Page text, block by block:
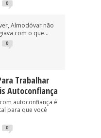
0
Almodóvar não
com o que...
0
Trabalhar
Autoconfiança
autoconfiança é
para que você
0